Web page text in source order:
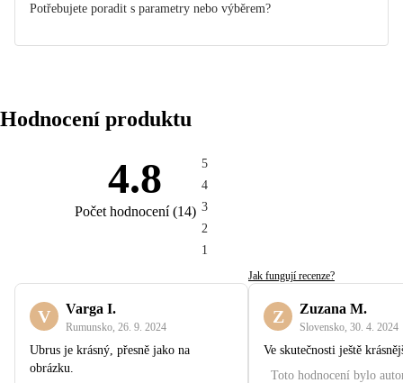
Potřebujete poradit s parametry nebo výběrem?
Hodnocení produktu
4.8
Počet hodnocení(14)
5
4
3
2
1
Jak fungují recenze?
V Varga I.
Rumunsko 26. 9. 2024
Ubrus je krásný, přesně jako na
obrázku.
Z Zuzana M.
Slovensko 30. 4. 2024
Ve skutečnosti ještě
Toto hodnocení bylo